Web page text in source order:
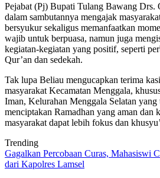
Pejabat (Pj) Bupati Tulang Bawang
dalam sambutannya mengajak
bersyukur sekaligus memanfaatkan
wajib untuk berpuasa, namun juga
kegiatan-kegiatan yang positif, seperti
Qur’an dan sedekah.
Tak lupa Beliau mengucapkan terima
masyarakat Kecamatan Menggala,
Iman, Kelurahan Menggala Selatan yang
menciptakan Ramadhan yang aman dan
masyarakat dapat lebih fokus dan
Trending
Gagalkan Percobaan Curas, Mahasiswi
dari Kapolres Lamsel